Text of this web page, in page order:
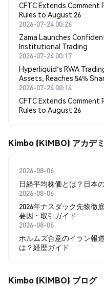
CFTC Extends Comment
Rules to August 26
2026-07-24 00:26
Zama Launches
Institutional Trading
2026-07-24 00:17
Hyperliquid's RWA
Assets, Reaches 54%
2026-07-24 00:14
CFTC Extends Comment
Rules to August 26
Kimbo (KIMBO) アカデ
2026-08-06
日経平均株価とは？日本
2026-08-06
2026年ナスダック先物徹
要因・取引ガイド
2026-08-06
ホルムズ合意のイラン報
は？経歴ガイド
Kimbo (KIMBO) ブログ